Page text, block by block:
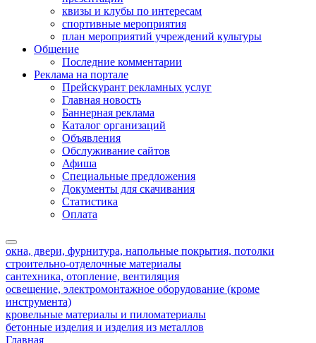
квизы и клубы по интересам
спортивные мероприятия
план мероприятий учреждений культуры
Общение
Последние комментарии
Реклама на портале
Прейскурант рекламных услуг
Главная новость
Баннерная реклама
Каталог организаций
Объявления
Обслуживание сайтов
Афиша
Специальные предложения
Документы для скачивания
Статистика
Оплата
окна, двери, фурнитура, напольные покрытия, потолки
строительно-отделочные материалы
сантехника, отопление, вентиляция
освещение, электромонтажное оборудование (кроме
инструмента)
кровельные материалы и пиломатериалы
бетонные изделия и изделия из металлов
Главная